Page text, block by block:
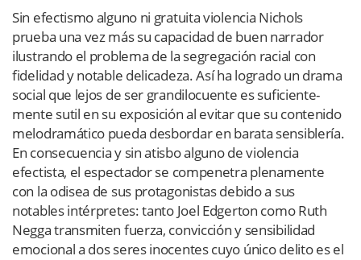
Sin efectismo alguno ni gratuita violencia Nichols
prueba una vez más su capacidad de buen narrador
ilustrando el problema de la segregación racial con
fidelidad y notable delicadeza. Así ha logrado un drama
social que lejos de ser gran­di­lo­cuente es sufi­cien­te­
mente sutil en su exposición al evitar que su contenido
melodramático pueda desbordar en barata sensiblería.
En consecuencia y sin atisbo alguno de violencia
efectista, el espectador se compenetra plenamente
con la odisea de sus protagonistas debido a sus
notables intérpretes: tanto Joel Edger­ton como Ruth
Negga transmiten fuerza, convicción y sensibilidad
emocional a dos seres inocentes cuyo único delito es el